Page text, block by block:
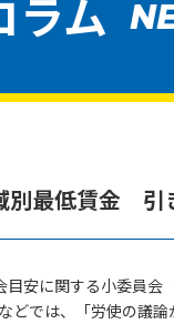
ラム
別最低賃金
安に関する小委員会
どでは、「労使の議